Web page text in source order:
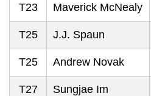
T23 Maverick McNealy
T25 J.J. Spaun
T25 Andrew Novak
T27 Sungjae Im